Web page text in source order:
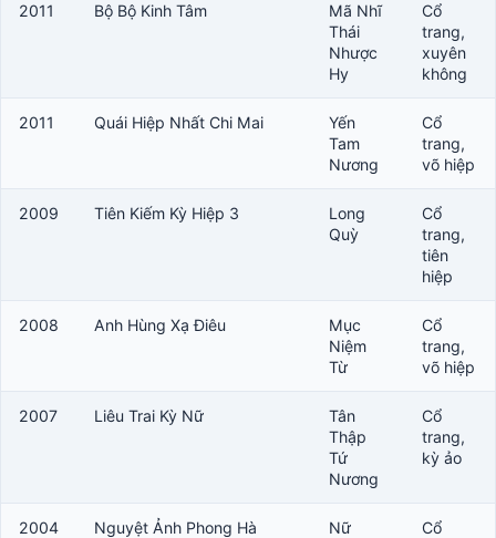
2011 Bộ Bộ Kinh Tâm
Mã Nhĩ
Thái
Nhược
Hy
Cổ
trang,
xuyên
không
2011 Quái Hiệp Nhất Chi Mai
Yến
Tam
Nương
Cổ
trang,
võ hiệp
2009 Tiên Kiếm Kỳ Hiệp 3
Long
Quỳ
Cổ
trang,
tiên
hiệp
2008 Anh Hùng Xạ Điêu
Mục
Niệm
Từ
Cổ
trang,
võ hiệp
2007 Liêu Trai Kỳ Nữ
Tân
Thập
Tứ
Nương
Cổ
trang,
kỳ ảo
2004 Nguyệt Ảnh Phong Hà
Nữ
Cổ